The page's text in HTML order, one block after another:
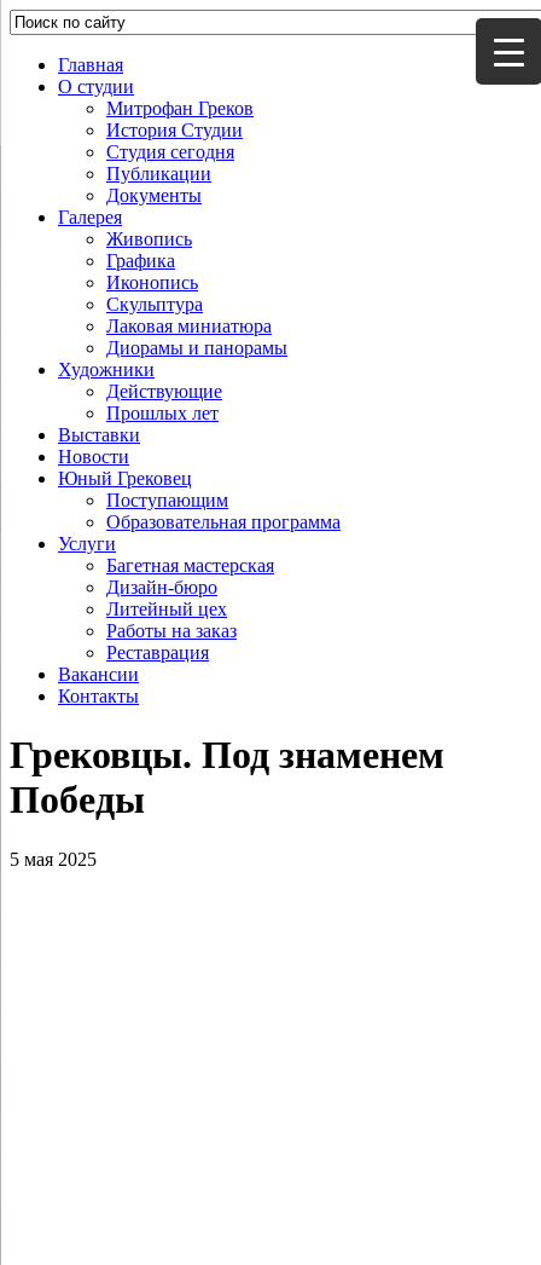
Главная
О студии
Митрофан Греков
История Студии
Студия сегодня
Публикации
Документы
Галерея
Живопись
Графика
Иконопись
Скульптура
Лаковая миниатюра
Диорамы и панорамы
Художники
Действующие
Прошлых лет
Выставки
Новости
Юный Грековец
Поступающим
Образовательная программа
Услуги
Багетная мастерская
Дизайн-бюро
Литейный цех
Работы на заказ
Реставрация
Вакансии
Контакты
Грековцы. Под знаменем
Победы
5 мая 2025